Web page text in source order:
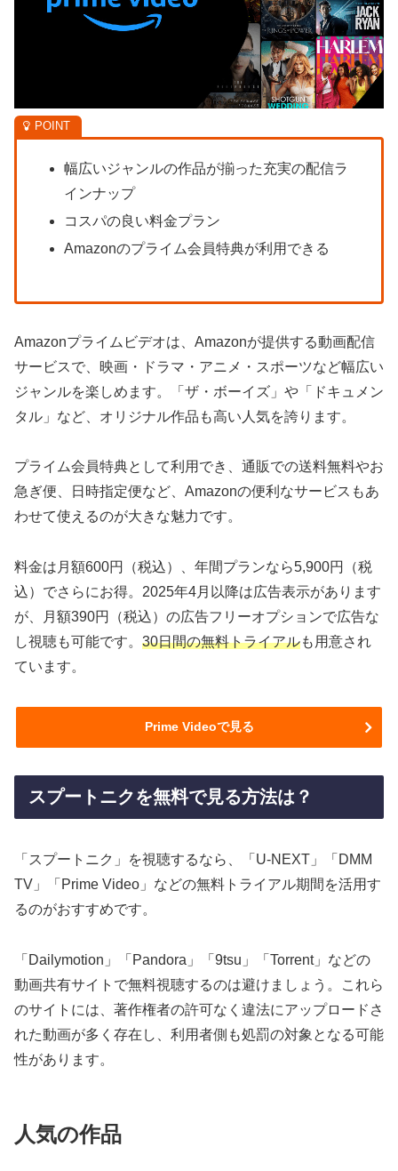
幅広いジャンルの作品が揃った充実の配信ラ
インナップ
コスパの良い料金プラン
Amazonのプライム会員特典が利用できる
Amazonプライムビデオは、Amazonが提供する動画配信
サービスで、映画・ドラマ・アニメ・スポーツなど幅広い
ジャンルを楽しめます。「ザ・ボーイズ」や「ドキュメン
タル」など、オリジナル作品も高い人気を誇ります。
プライム会員特典として利用でき、通販での送料無料やお
急ぎ便、日時指定便など、Amazonの便利なサービスもあ
わせて使えるのが大きな魅力です。
料金は月額600円（税込）、年間プランなら5,900円（税
込）でさらにお得。2025年4月以降は広告表示があります
が、月額390円（税込）の広告フリーオプションで広告な
し視聴も可能です。 30日間の無料トライアルも用意され
ています。
Prime Videoで見る
スプートニクを無料で見る方法は？
「スプートニク」を視聴するなら、「U-NEXT」「DMM
TV」「Prime Video」などの無料トライアル期間を活用す
るのがおすすめです。
「Dailymotion」「Pandora」「9tsu」「Torrent」などの
動画共有サイトで無料視聴するのは避けましょう。これら
のサイトには、著作権者の許可なく違法にアップロードさ
れた動画が多く存在し、利用者側も処罰の対象となる可能
性があります。
人気の作品